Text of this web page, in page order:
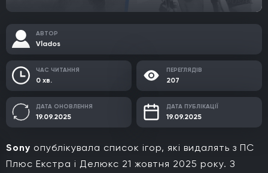
АВТОР
Vlados
ЧАС ЧИТАННЯ
0 хв.
ПЕРЕГЛЯДІВ
207
ДАТА ОНОВЛЕННЯ
19.09.2025
ДАТА ПУБЛІКАЦІЇ
19.09.2025
Sony опублікувала список ігор, які видалять з ПС
Плюс Екстра і Делюкс 21 жовтня 2025 року. З